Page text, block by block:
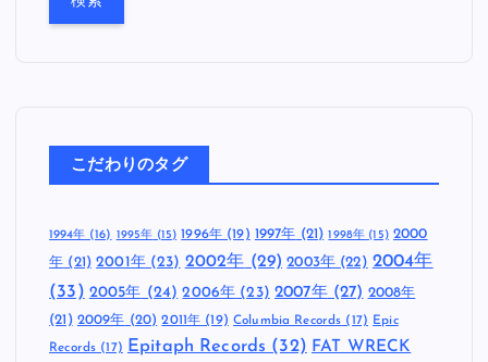
こだわりのタグ
1994年(16) 1995年 (15) 1996年(19) 1997年 (21) 1998年 (15) 2000
年 (21) 2001年(23) 2002年 (29) 2003年 (22) 2004年
(33) 2005年 (24) 2006年 (23) 2007年(27) 2008年
(21) 2009年 (20) 2011年 (19) Columbia Records (17) Epic
Records (17) Epitaph Records (32) FAT WRECK